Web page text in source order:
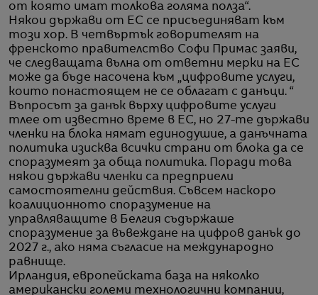
от която имат толкова голяма полза“.
Някои държави от ЕС се присъединяват към
този хор. В четвъртък говорителят на
френското правителство Софи Примас заяви,
че следващата вълна от ответни мерки на ЕС
може да бъде насочена към „цифровите услуги,
които понастоящем не се облагат с данъци. “
Въпросът за данък върху цифровите услуги
тлее от известно време в ЕС, но 27-те държави
членки на блока нямат единодушие, а данъчната
политика изисква всички страни от блока да се
споразумеят за обща политика. Поради това
някои държави членки са предприели
самостоятелни действия. Съвсем наскоро
коалиционното споразумение на
управляващите в Белгия съдържаше
споразумение за въвеждане на цифров данък до
2027 г., ако няма съгласие на международно
равнище.
Ирландия, европейската база на няколко
американски големи технологични компании,